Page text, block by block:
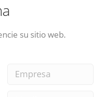
su sitio web.